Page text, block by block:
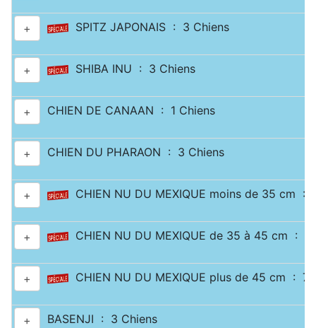
+ SPITZ JAPONAIS : 3 Chiens
+ SHIBA INU : 3 Chiens
+ CHIEN DE CANAAN : 1 Chiens
+ CHIEN DU PHARAON : 3 Chiens
+ CHIEN NU DU MEXIQUE moins de 35 cm :
+ CHIEN NU DU MEXIQUE de 35 à 45 cm : 1
+ CHIEN NU DU MEXIQUE plus de 45 cm : 7
+ BASENJI : 3 Chiens